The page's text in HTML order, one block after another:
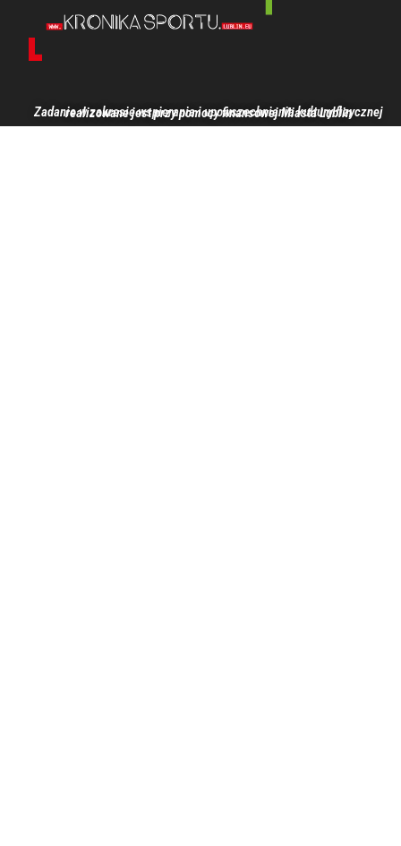
Zadanie w zakresie wspierania i upowszechniania kultury fizycznej realizowane jest przy pomocy finansowej Miasta Lublin